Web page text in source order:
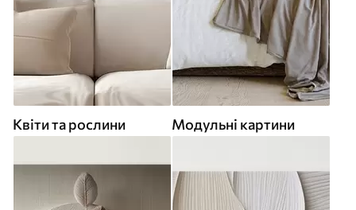
Квіти та рослини Модульні картини